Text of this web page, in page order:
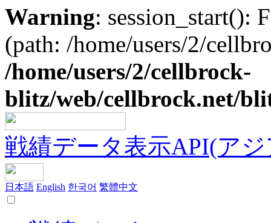
Warning: session_start():
(path: /home/users/2/
/home/users/2/cellbrock-
blitz/web/cellbrock.net/
戦績データ表示API(アジ
日本語 English 한국어 繁體中文